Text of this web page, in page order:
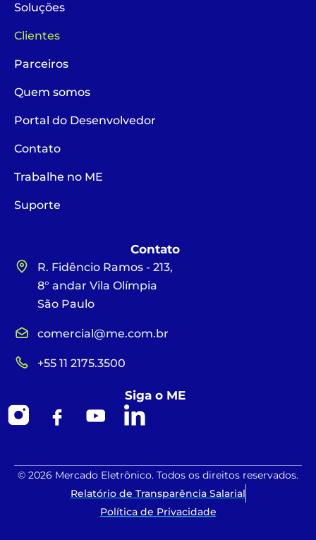
Soluções
Clientes
Parceiros
Quem somos
Portal do Desenvolvedor
Contato
Trabalhe no ME
Suporte
Contato
R. Fidêncio Ramos - 213,
8° andar Vila Olímpia
São Paulo
comercial@me.com.br
+55 11 2175.3500
Siga o ME
© 2026 Mercado Eletrônico. Todos os direitos reservados.
Relatório de Transparência Salarial
Política de Privacidade